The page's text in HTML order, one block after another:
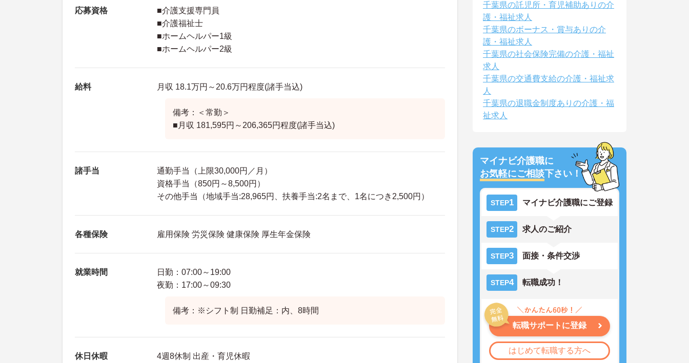
応募資格
■介護支援専門員
■介護福祉士
■ホームヘルパー1級
■ホームヘルパー2級
給料 月収 18.1万円～20.6万円程度(諸手当込)
備考：＜常勤＞
■月収 181,595円～206,365円程度(諸手当込)
諸手当
通勤手当（上限30,000円／月）
資格手当（850円～8,500円）
その他手当（地域手当:28,965円、扶養手当:2名まで、1名につき2,500円）
各種保険 雇用保険 労災保険 健康保険 厚生年金保険
就業時間
日勤：07:00～19:00
夜勤：17:00～09:30
備考：※シフト制 日勤補足：内、8時間
休日休暇 4週8休制 出産・育児休暇
千葉県の託児所・育児補助ありの介
護・福祉求人
千葉県のボーナス・賞与ありの介
護・福祉求人
千葉県の社会保険完備の介護・福祉
求人
千葉県の交通費支給の介護・福祉求
人
千葉県の退職金制度ありの介護・福
祉求人
マイナビ介護職に
お気軽にご相談下さい！
STEP1 マイナビ介護職にご登録
STEP2 求人のご紹介
STEP3 面接・条件交渉
STEP4 転職成功！
転職サポートに登録
はじめて転職する方へ